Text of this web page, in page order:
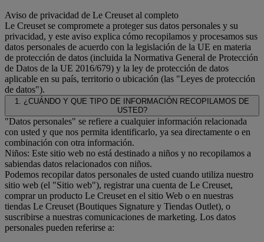
Aviso de privacidad de Le Creuset al completo
Le Creuset se compromete a proteger sus datos personales y su
privacidad, y este aviso explica cómo recopilamos y procesamos sus
datos personales de acuerdo con la legislación de la UE en materia
de protección de datos (incluida la Normativa General de Protección
de Datos de la UE 2016/679) y la ley de protección de datos
aplicable en su país, territorio o ubicación (las "Leyes de protección
de datos").
1. ¿CUÁNDO Y QUE TIPO DE INFORMACIÓN RECOPILAMOS DE
USTED?
"Datos personales" se refiere a cualquier información relacionada
con usted y que nos permita identificarlo, ya sea directamente o en
combinación con otra información.
Niños: Este sitio web no está destinado a niños y no recopilamos a
sabiendas datos relacionados con niños.
Podemos recopilar datos personales de usted cuando utiliza nuestro
sitio web (el "Sitio web"), registrar una cuenta de Le Creuset,
comprar un producto Le Creuset en el sitio Web o en nuestras
tiendas Le Creuset (Boutiques Signature y Tiendas Outlet), o
suscribirse a nuestras comunicaciones de marketing. Los datos
personales pueden referirse a: